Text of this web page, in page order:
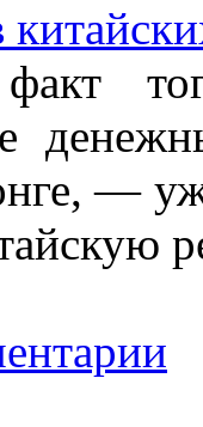
—